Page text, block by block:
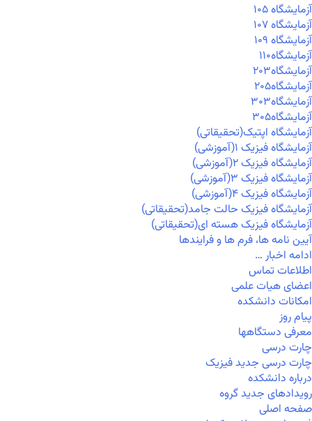
آزمايشگاه ۱۰۵
آزمايشگاه ۱۰۷
آزمايشگاه ۱۰۹
آزمايشگاه۱۱۰
آزمايشگاه۲۰۳
آزمايشگاه۲۰۵
آزمايشگاه۳۰۳
آزمايشگاه۳۰۵
آزمایشگاه اپتیک(تحقیقاتی)
آزمایشگاه فیزیک ۱(آموزشی)
آزمایشگاه فیزیک ۲(آموزشی)
آزمایشگاه فیزیک ۳(آموزشی)
آزمایشگاه فیزیک ۴(آموزشی)
آزمایشگاه فیزیک حالت جامد(تحقیقاتی)
آزمایشگاه فیزیک هسته ای(تحقیقاتی)
آیین نامه ها، فرم ها و فرایندها
ادامه اخبار …
اطلاعات تماس
اعضای هیات علمی
امکانات دانشکده
پیام روز
معرفی دستگاهها
چارت درسی
چارت درسی جدید فیزیک
درباره دانشکده
رویدادهای جدید گروه
صفحه اصلی